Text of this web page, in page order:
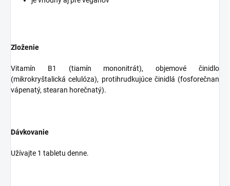
Zloženie
Vitamín B1 (tiamín mononitrát), objemové činidlo
(mikrokryštalická celulóza), protihrudkujúce činidlá (fosforečnan
vápenatý, stearan horečnatý).
Dávkovanie
Užívajte 1 tabletu denne.